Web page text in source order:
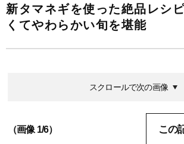
新タマネギを使った絶品レシ
くてやわらかい旬を堪能
スクロールで次の画像
（画像 1/6） この